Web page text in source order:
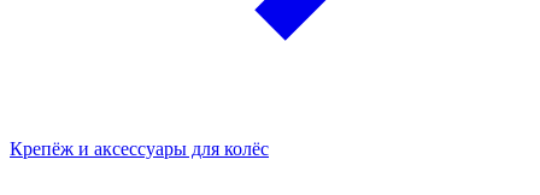
Крепёж и аксессуары для колёс